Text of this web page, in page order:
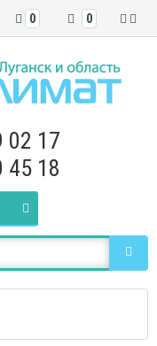
0
0
02 17
45 18